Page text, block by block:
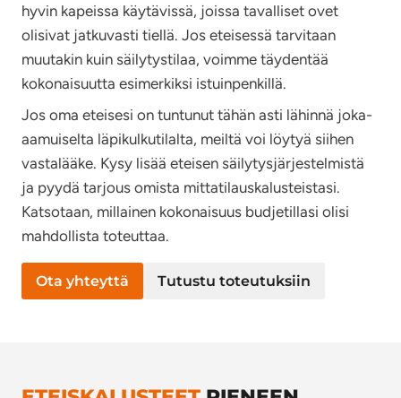
hyvin kapeissa käytävissä, joissa tavalliset ovet
olisivat jatkuvasti tiellä. Jos eteisessä tarvitaan
muutakin kuin säilytystilaa, voimme täydentää
kokonaisuutta esimerkiksi istuinpenkillä.
Jos oma eteisesi on tuntunut tähän asti lähinnä joka-
aamuiselta läpikulkutilalta, meiltä voi löytyä siihen
vastalääke. Kysy lisää eteisen säilytysjärjestelmistä
ja pyydä tarjous omista mittatilauskalusteistasi.
Katsotaan, millainen kokonaisuus budjetillasi olisi
mahdollista toteuttaa.
Ota yhteyttä Tutustu toteutuksiin